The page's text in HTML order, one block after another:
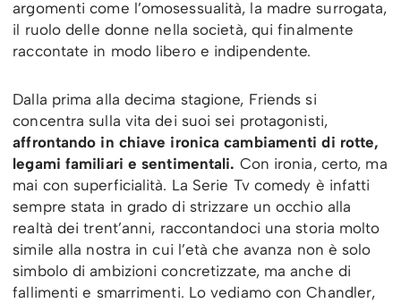
argomenti come l’omosessualità, la madre surrogata,
il ruolo delle donne nella società, qui finalmente
raccontate in modo libero e indipendente.
Dalla prima alla decima stagione, Friends si
concentra sulla vita dei suoi sei protagonisti,
affrontando in chiave ironica cambiamenti di rotte,
legami familiari e sentimentali. Con ironia, certo, ma
mai con superficialità. La Serie Tv comedy è infatti
sempre stata in grado di strizzare un occhio alla
realtà dei trent’anni, raccontandoci una storia molto
simile alla nostra in cui l’età che avanza non è solo
simbolo di ambizioni concretizzate, ma anche di
fallimenti e smarrimenti. Lo vediamo con Chandler,